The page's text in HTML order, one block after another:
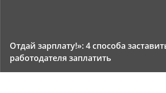
Отдай зарплату!»: 4 способа
работодателя заплатить